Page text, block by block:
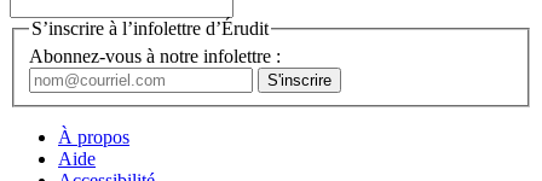
S’inscrire à l’infolettre d’Érudit
Abonnez-vous à notre infolettre :
À propos
Aide